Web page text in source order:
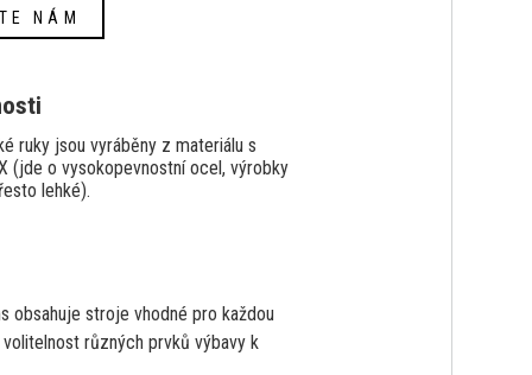
NÁM
ruky jsou vyráběny z materiálu s
(jde o vysokopevnostní ocel, výrobky
lehké).
obsahuje stroje vhodné pro každou
různých prvků výbavy k